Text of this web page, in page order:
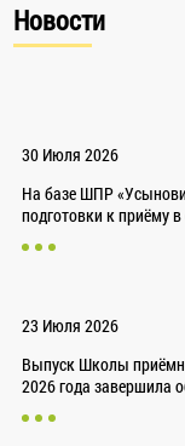
Новости
30 Июля 2026
На базе ШПР
подготовки к приёму
23 Июля 2026
Выпуск Школы
2026 года завершила